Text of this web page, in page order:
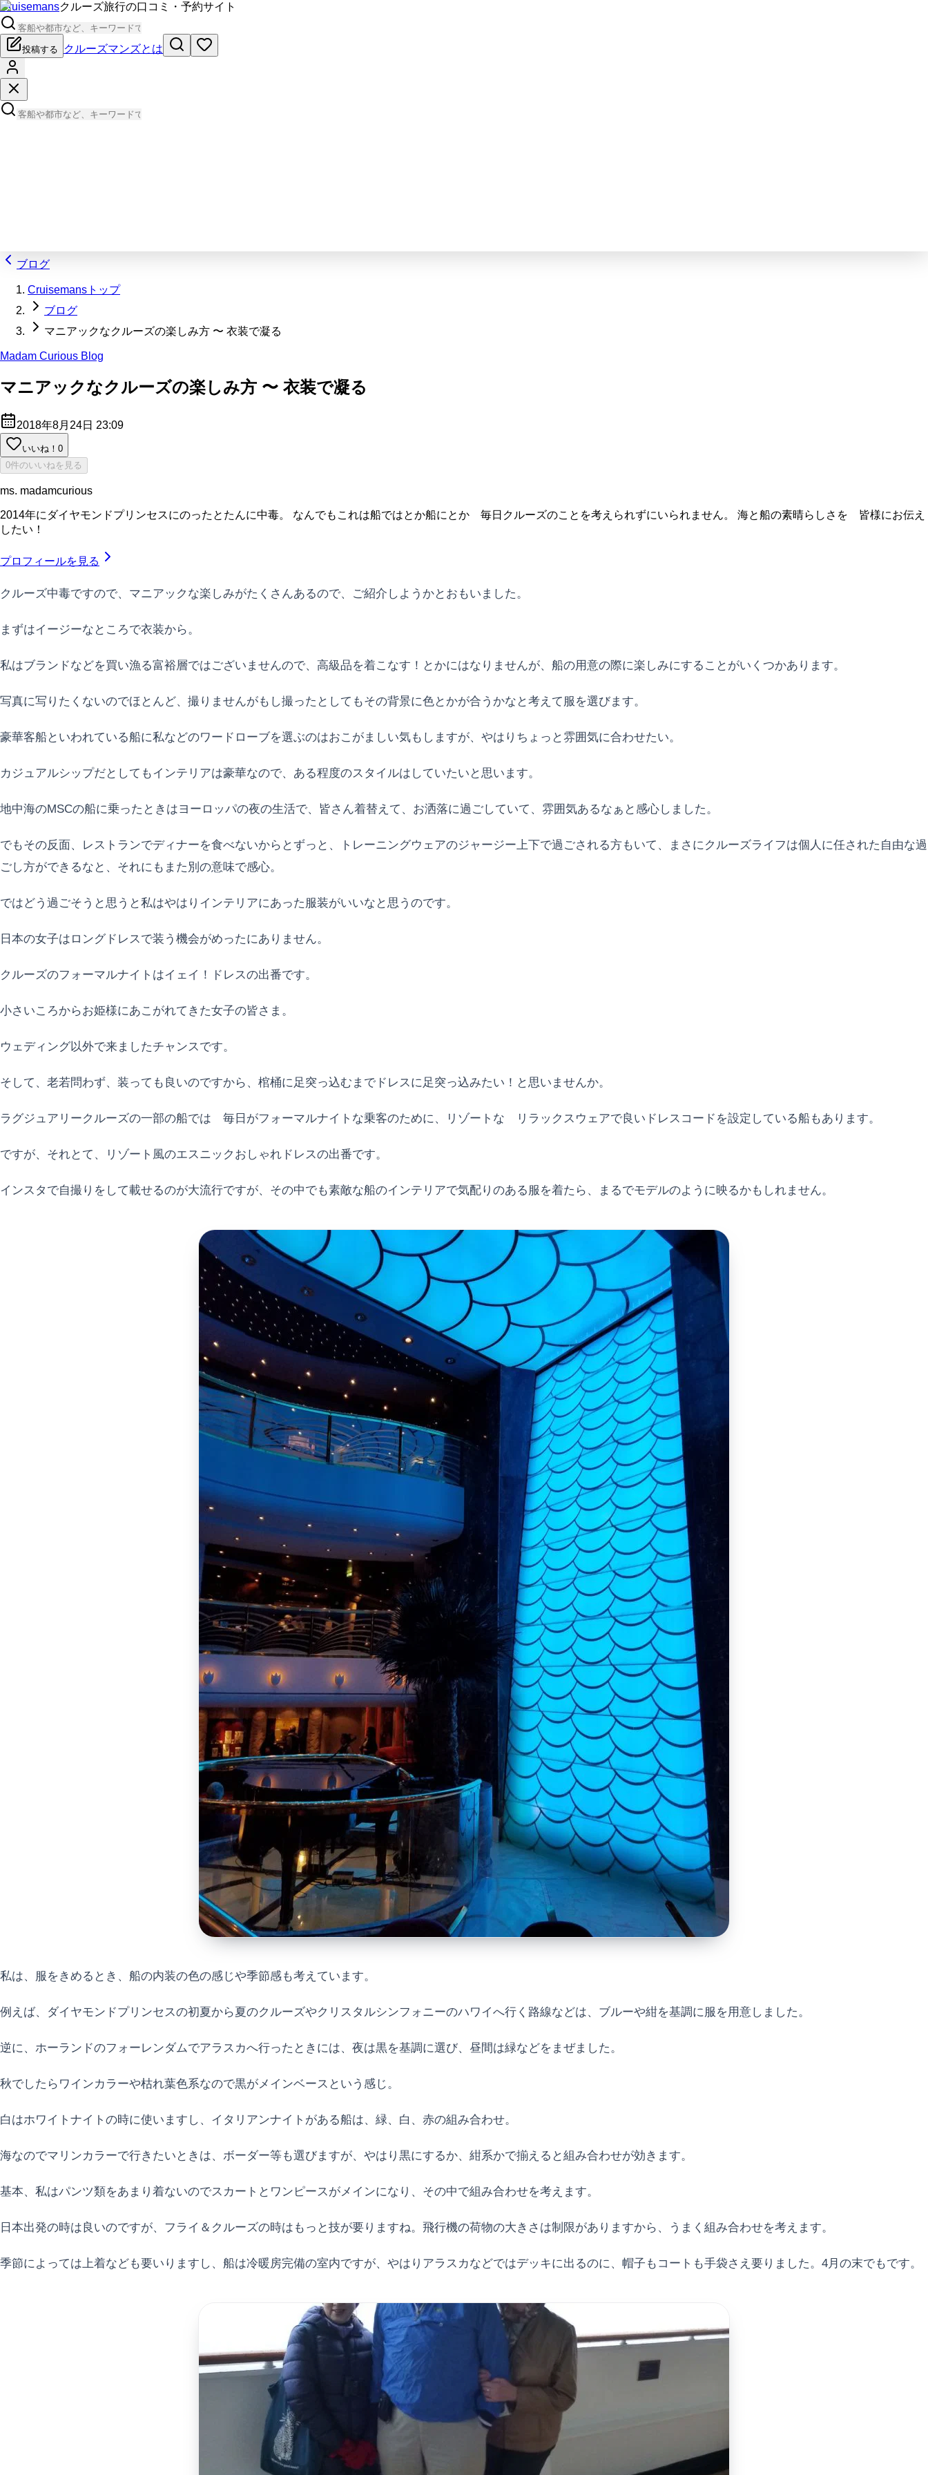
Cruisemansクルーズ旅行の口コミ・予約サイト
投稿する クルーズマンズとは
ブログ
Cruisemansトップ
ブログ
マニアックなクルーズの楽しみ方 〜 衣装で凝る
Madam Curious Blog
マニアックなクルーズの楽しみ方 〜 衣装で凝る
2018年8月24日 23:09
いいね！ 0
0件のいいねを見る
ms. madamcurious
2014年にダイヤモンドプリンセスにのったとたんに中毒。 なんでもこれは船ではとか船にとか 毎日クルーズのことを考えられずにいられません。 海と船の素晴らしさを 皆様にお伝え
したい！
プロフィールを見る
クルーズ中毒ですので、マニアックな楽しみがたくさんあるので、ご紹介しようかとおもいました。
まずはイージーなところで衣装から。
私はブランドなどを買い漁る富裕層ではございませんので、高級品を着こなす！とかにはなりませんが、船の用意の際に楽しみにすることがいくつかあります。
写真に写りたくないのでほとんど、撮りませんがもし撮ったとしてもその背景に色とかが合うかなと考えて服を選びます。
豪華客船といわれている船に私などのワードローブを選ぶのはおこがましい気もしますが、やはりちょっと雰囲気に合わせたい。
カジュアルシップだとしてもインテリアは豪華なので、ある程度のスタイルはしていたいと思います。
地中海のMSCの船に乗ったときはヨーロッパの夜の生活で、皆さん着替えて、お洒落に過ごしていて、雰囲気あるなぁと感心しました。
でもその反面、レストランでディナーを食べないからとずっと、トレーニングウェアのジャージー上下で過ごされる方もいて、まさにクルーズライフは個人に任された自由な過
ごし方ができるなと、それにもまた別の意味で感心。
ではどう過ごそうと思うと私はやはりインテリアにあった服装がいいなと思うのです。
日本の女子はロングドレスで装う機会がめったにありません。
クルーズのフォーマルナイトはイェイ！ドレスの出番です。
小さいころからお姫様にあこがれてきた女子の皆さま。
ウェディング以外で来ましたチャンスです。
そして、老若問わず、装っても良いのですから、棺桶に足突っ込むまでドレスに足突っ込みたい！と思いませんか。
ラグジュアリークルーズの一部の船では 毎日がフォーマルナイトな乗客のために、リゾートな リラックスウェアで良いドレスコードを設定している船もあります。
ですが、それとて、リゾート風のエスニックおしゃれドレスの出番です。
インスタで自撮りをして載せるのが大流行ですが、その中でも素敵な船のインテリアで気配りのある服を着たら、まるでモデルのように映るかもしれません。
私は、服をきめるとき、船の内装の色の感じや季節感も考えています。
例えば、ダイヤモンドプリンセスの初夏から夏のクルーズやクリスタルシンフォニーのハワイへ行く路線などは、ブルーや紺を基調に服を用意しました。
逆に、ホーランドのフォーレンダムでアラスカへ行ったときには、夜は黒を基調に選び、昼間は緑などをまぜました。
秋でしたらワインカラーや枯れ葉色系なので黒がメインベースという感じ。
白はホワイトナイトの時に使いますし、イタリアンナイトがある船は、緑、白、赤の組み合わせ。
海なのでマリンカラーで行きたいときは、ボーダー等も選びますが、やはり黒にするか、紺系かで揃えると組み合わせが効きます。
基本、私はパンツ類をあまり着ないのでスカートとワンピースがメインになり、その中で組み合わせを考えます。
日本出発の時は良いのですが、フライ＆クルーズの時はもっと技が要りますね。飛行機の荷物の大きさは制限がありますから、うまく組み合わせを考えます。
季節によっては上着なども要いりますし、船は冷暖房完備の室内ですが、やはりアラスカなどではデッキに出るのに、帽子もコートも手袋さえ要りました。4月の末でもです。